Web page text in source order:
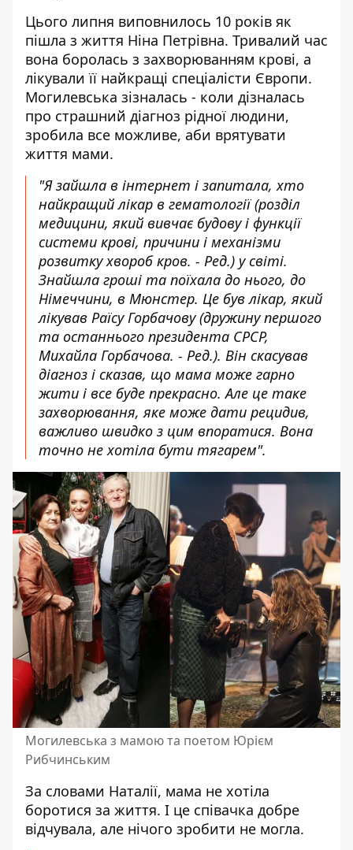
Цього липня виповнилось 10 років як
пішла з життя Ніна Петрівна. Тривалий час
вона боролась з захворюванням крові, а
лікували її найкращі спеціалісти Європи.
Могилевська зізналась - коли дізналась
про страшний діагноз рідної людини,
зробила все можливе, аби врятувати
життя мами.
"Я зайшла в інтернет і запитала, хто
найкращий лікар в гематології (розділ
медицини, який вивчає будову і функції
системи крові, причини і механізми
розвитку хвороб кров. - Ред.) у світі.
Знайшла гроші та поїхала до нього, до
Німеччини, в Мюнстер. Це був лікар, який
лікував Раїсу Горбачову (дружину першого
та останнього президента СРСР,
Михайла Горбачова. - Ред.). Він скасував
діагноз і сказав, що мама може гарно
жити і все буде прекрасно. Але це таке
захворювання, яке може дати рецидив,
важливо швидко з цим впоратися. Вона
точно не хотіла бути тягарем".
Могилевська з мамою та поетом Юрієм
Рибчинським
За словами Наталії, мама не хотіла
боротися за життя. І це співачка добре
відчувала, але нічого зробити не могла.